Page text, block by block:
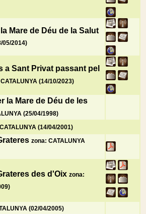
Mare de Déu de la Salut
05/2014)
a Sant Privat passant pel
(14/10/2023)
la Mare de Déu de les
(25/04/1998)
(14/04/2001)
zona: CATALUNYA
des d'Oix zona:
(02/04/2005)